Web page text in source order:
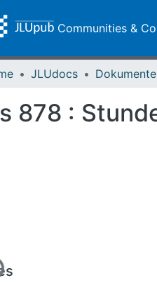
Communities &
JLUdocs
878 :